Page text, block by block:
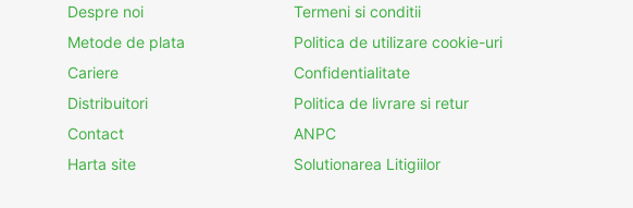
Despre noi
Metode de plata
Cariere
Distribuitori
Contact
Harta site
Termeni si conditii
Politica de utilizare cookie-uri
Confidentialitate
Politica de livrare si retur
ANPC
Solutionarea Litigiilor